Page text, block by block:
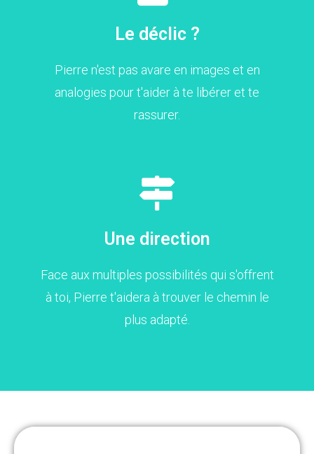
Le déclic ?
Pierre n'est pas avare en images et en
analogies pour t'aider à te libérer et te
rassurer.
Une direction
Face aux multiples possibilités qui s'offrent
à toi, Pierre t'aidera à trouver le chemin le
plus adapté.